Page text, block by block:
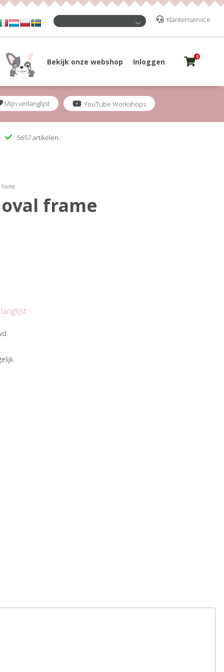
Klantenservice
Bekijk onze webshop Inloggen
0
Mijn verlanglijst YouTube Workshops
5657 artikelen
frame
oval frame